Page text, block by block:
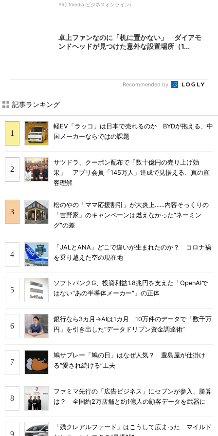
PR(ITmedia ビジネスオンライン)
卓上ファンなのに「机に置かない」 ダイアモ
ンドヘッドが見つけた意外な設置場所（1...
Recommended by
記事ランキング
軽EV「ラッコ」は日本で売れるのか BYDが抱える、中
国メーカーならではの課題
サツドラ、クーポン配布で「数十億円の売り上げ効
果」 アプリ会員「145万人」達成で見据える、真の顧
客理解
松のやの「ママ応援割引」が大炎上……内容そっくりの
「吉野家」のキャンペーンは燃えなかった“ネーミン
グ”の差
「JALとANA」どこで違いが生まれたのか？ コロナ禍
を乗り越えた空の現在地
ソフトバンクG、投資利益1.8兆円を支えた「OpenAIで
はない“あの半導体メーカー”」の正体
銀行なら3カ月→AIは1カ月 10万件のデータで「数千万
円」を引き出した“データドリブン資金調達術”
鳩サブレー「鳩の日」はなぜ人気？ 豊島屋が仕掛け
る“愛され続ける”工夫
ファミマ先行の「広告ビジネス」にセブンが参入、勝算
は？ 全国約2万店舗と約1億人の顧客データを武器に
「残クレアルファード」はこうして広まった マイルド